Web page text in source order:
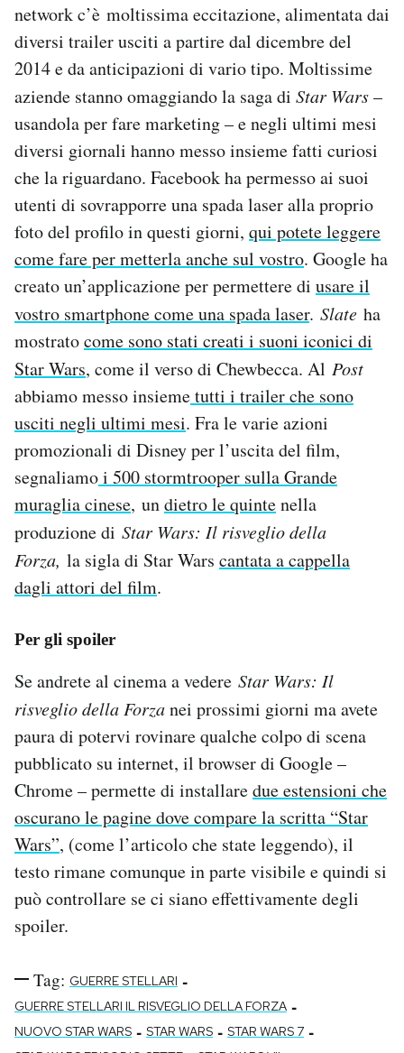
network c’è moltissima eccitazione, alimentata dai
diversi trailer usciti a partire dal dicembre del
2014 e da anticipazioni di vario tipo. Moltissime
aziende stanno omaggiando la saga di Star Wars–
usandola per fare marketing – e negli ultimi mesi
diversi giornali hanno messo insieme fatti curiosi
che la riguardano. Facebook ha permesso ai suoi
utenti di sovrapporre una spada laser alla proprio
foto del profilo in questi giorni, qui potete leggere
come fare per metterla anche sul vostro. Google ha
creato un’applicazione per permettere di usare il
vostro smartphone come una spada laser. Slate ha
mostratocome sono stati creati i suoni iconici di
Star Wars, come il verso di Chewbecca. Al Post
abbiamo messo insiemetutti i trailer che sono
usciti negli ultimi mesi. Fra le varie azioni
promozionali di Disney per l’uscita del film,
segnaliamoi 500 stormtrooper sulla Grande
muraglia cinese, undietro le quintenella
produzione di Star Wars: Il risveglio della
Forza, la sigla di Star Wars cantata a cappella
dagli attori del film.
Per gli spoiler
Se andrete al cinema a vedere Star Wars: Il
risveglio della Forzanei prossimi giorni ma avete
paura di potervi rovinare qualche colpo di scena
pubblicato su internet, il browser di Google –
Chrome – permette di installaredue estensioni che
oscurano le pagine dove compare la scritta “Star
Wars”, (come l’articolo che state leggendo), il
testo rimane comunque in parte visibile e quindi si
può controllare se ci siano effettivamente degli
spoiler.
Tag: GUERRE STELLARI -
GUERRE STELLARI IL RISVEGLIO DELLA FORZA -
NUOVO STAR WARS - STAR WARS - STAR WARS 7 -